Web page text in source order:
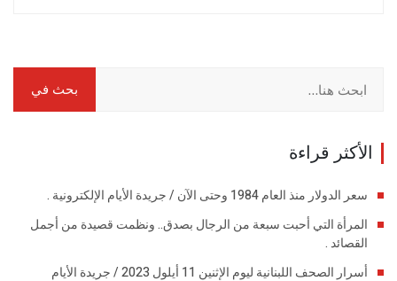
الأكثر قراءة
سعر الدولار منذ العام 1984 وحتى الآن / جريدة الأيام الإلكترونية .
المرأة التي أحبت سبعة من الرجال بصدق.. ونظمت قصيدة من أجمل
القصائد .
أسرار الصحف اللبنانية ليوم الإثنين 11 أيلول 2023 / جريدة الأيام